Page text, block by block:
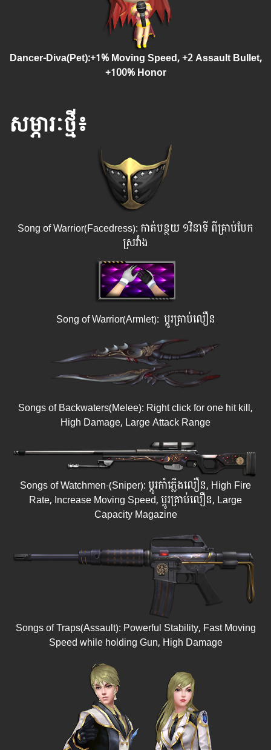
Dancer-Diva(Pet):+1% Moving Speed, +2Assault Bullet,
+100% Honor
សម្ភារៈថ្មី៖
Song of Warrior(Facedress): កាត់បន្ថយ ១វិនាទី ពីគ្រាប់បែក
ស្រវាំង
Song of Warrior(Armlet): ប្តូរគ្រាប់លឿន
Songs of Backwaters(Melee): Right click for one hit kill,
High Damage, Large Attack Range
Songs of Watchmen-(Sniper): ប្តូរកាំភ្លើងលឿន, High Fire
Rate, Increase Moving Speed, ប្តូរគ្រាប់លឿន, Large
Capacity Magazine
Songs of Traps(Assault): Powerful Stability, Fast Moving
Speed while holding Gun, High Damage